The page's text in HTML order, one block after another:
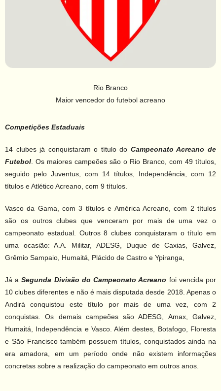
Rio Branco
Maior vencedor do futebol acreano
Competições Estaduais
14 clubes já conquistaram o título do Campeonato Acreano de
Futebol . Os maiores campeões são o Rio Branco, com 49 títulos,
seguido pelo Juventus, com 14 títulos, Independência, com 12
títulos e Atlético Acreano, com 9 títulos.
Vasco da Gama, com 3 títulos e América Acreano, com 2 títulos
são os outros clubes que venceram por mais de uma vez o
campeonato estadual. Outros 8 clubes conquistaram o título em
uma ocasião: A.A. Militar, ADESG, Duque de Caxias, Galvez,
Grêmio Sampaio, Humaitá, Plácido de Castro e Ypiranga,
Já aSegunda Divisão do Campeonato Acreano foi vencida por
10 clubes diferentes e não é mais disputada desde 2018. Apenas o
Andirá conquistou este título por mais de uma vez, com 2
conquistas. Os demais campeões são ADESG, Amax, Galvez,
Humaitá, Independência e Vasco. Além destes, Botafogo, Floresta
e São Francisco também possuem títulos, conquistados ainda na
era amadora, em um período onde não existem informações
concretas sobre a realização do campeonato em outros anos.